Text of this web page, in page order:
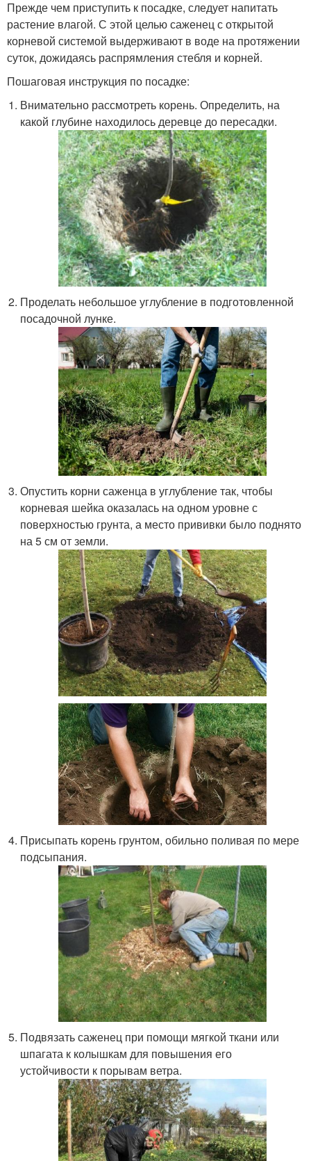
Прежде чем приступить к посадке, следует напитать
растение влагой. С этой целью саженец с открытой
корневой системой выдерживают в воде на протяжении
суток, дожидаясь распрямления стебля и корней.
Пошаговая инструкция по посадке:
Внимательно рассмотреть корень. Определить, на
какой глубине находилось деревце до пересадки.
Проделать небольшое углубление в подготовленной
посадочной лунке.
Опустить корни саженца в углубление так, чтобы
корневая шейка оказалась на одном уровне с
поверхностью грунта, а место прививки было поднято
на 5 см от земли.
Присыпать корень грунтом, обильно поливая по мере
подсыпания.
Подвязать саженец при помощи мягкой ткани или
шпагата к колышкам для повышения его
устойчивости к порывам ветра.